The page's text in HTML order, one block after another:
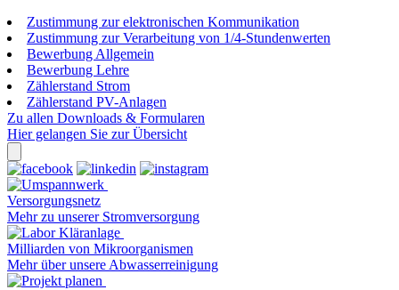
Zustimmung zur elektronischen Kommunikation
Zustimmung zur Verarbeitung von 1/4-Stundenwerten
Bewerbung Allgemein
Bewerbung Lehre
Zählerstand Strom
Zählerstand PV-Anlagen
Zu allen Downloads & Formularen
Hier gelangen Sie zur Übersicht
Versorgungsnetz
Mehr zu unserer Stromversorgung
Milliarden von Mikroorganismen
Mehr über unsere Abwasserreinigung